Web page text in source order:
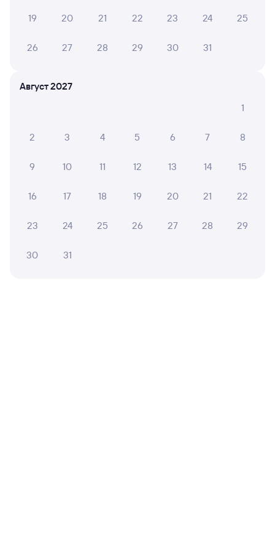
в плацкартном вагоне около 3 058 рублей,
Инструкция по приобретению билетов
А ещё здесь можно найти
Отели
19 20 21 22 23 24 25
26 27 28 29 30 31
Август 2027
1
2 3 4 5 6 7 8
9 10 11 12 13 14 15
16 17 18 19 20 21 22
23 24 25 26 27 28 29
30 31